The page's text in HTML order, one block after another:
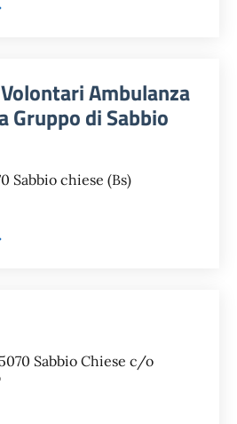
Ambulanza
Gruppo di Sabbio
Sabbio chiese (Bs)
Sabbio Chiese c/o